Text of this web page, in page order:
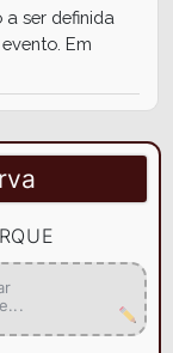
ser definida
Em